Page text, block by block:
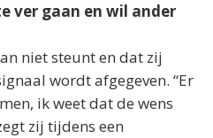
ver gaan en wil ander
niet steunt en dat zij
wordt afgegeven. “Er
ik weet dat de wens
zij tijdens een